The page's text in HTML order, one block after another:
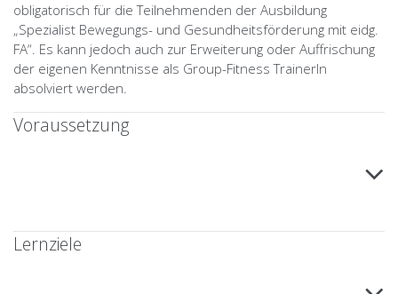
obligatorisch für die Teilnehmenden der Ausbildung
„Spezialist Bewegungs- und Gesundheitsförderung mit eidg.
FA“. Es kann jedoch auch zur Erweiterung oder Auffrischung
der eigenen Kenntnisse als Group-Fitness TrainerIn
absolviert werden.
Voraussetzung
Lernziele